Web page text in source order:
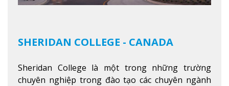
SHERIDAN COLLEGE - CANADA
Sheridan College là một trong những trường
chuyên nghiệp trong đào tạo các chuyên ngành